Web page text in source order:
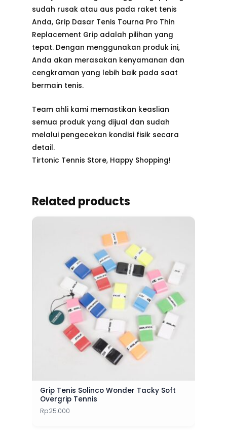
sudah rusak atau aus pada raket tenis
Anda, Grip Dasar Tenis Tourna Pro Thin
Replacement Grip adalah pilihan yang
tepat. Dengan menggunakan produk ini,
Anda akan merasakan kenyamanan dan
cengkraman yang lebih baik pada saat
bermain tenis.
Team ahli kami memastikan keaslian
semua produk yang dijual dan sudah
melalui pengecekan kondisi fisik secara
detail.
Tirtonic Tennis Store, Happy Shopping!
Related products
Grip Tenis Solinco Wonder Tacky Soft
Overgrip Tennis
Rp25.000